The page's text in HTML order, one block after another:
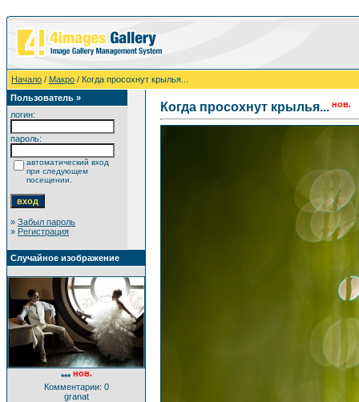
Начало / Макро / Когда просохнут крылья...
Пользователь »
логин:
пароль:
автоматический вход
при следующем
посещении.
» Забыл пароль
» Регистрация
Случайное изображение
*** нов.
Комментарии: 0
granat
Когда просохнут крылья... нов.